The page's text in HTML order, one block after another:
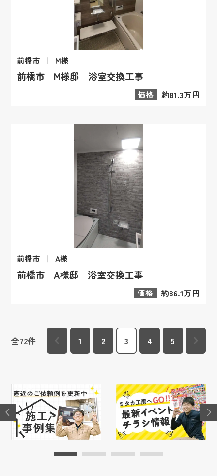
前橋市 M様
前橋市 M様邸 浴室交換工事
価格 約81.3万円
前橋市 A様
前橋市 A様邸 浴室交換工事
価格 約86.1万円
全72件 1 2 3 4 5